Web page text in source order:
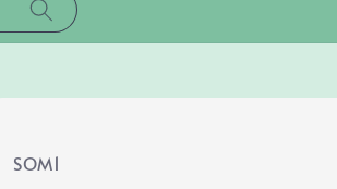
SOM1